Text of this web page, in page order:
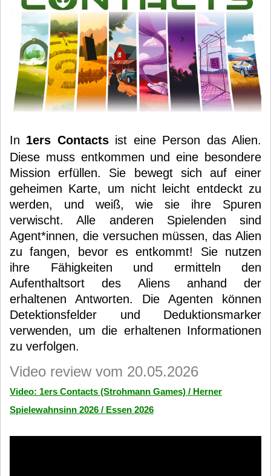
In 1ers Contactsist eine Person das Alien.
Diese muss entkommen und eine besondere
Mission erfüllen. Sie bewegt sich auf einer
geheimen Karte, um nicht leicht entdeckt zu
werden, und weiß, wie sie ihre Spuren
verwischt. Alle anderen Spielenden sind
Agent*innen, die versuchen müssen, das Alien
zu fangen, bevor es entkommt! Sie nutzen
ihre Fähigkeiten und ermitteln den
Aufenthaltsort des Aliens anhand der
erhaltenen Antworten. Die Agenten können
Detektionsfelder und Deduktionsmarker
verwenden, um die erhaltenen Informationen
zu verfolgen.
Video review vom 20.05.2026
Video: 1ers Contacts (Strohmann Games) / Herner
Spielewahnsinn 2026 / Essen 2026